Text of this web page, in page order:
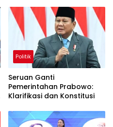
Politik
Seruan Ganti
Pemerintahan Prabowo:
Klarifikasi dan Konstitusi